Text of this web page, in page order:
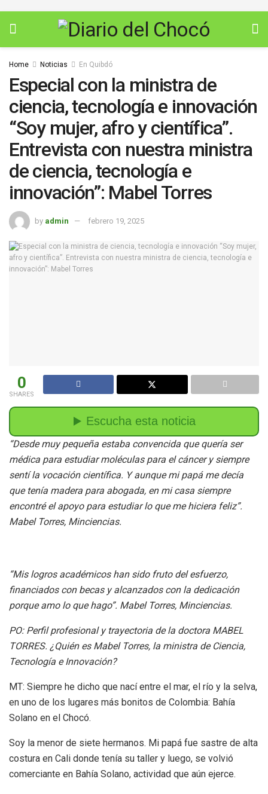
Home Noticias En Quibdó
Especial con la ministra de
ciencia, tecnología e innovación
“Soy mujer, afro y científica”.
Entrevista con nuestra ministra
de ciencia, tecnología e
innovación”: Mabel Torres
by admin febrero 19, 2025
0
SHARES
“Desde muy pequeña estaba convencida que quería ser
médica para estudiar moléculas para el cáncer y siempre
sentí la vocación científica. Y aunque mi papá me decía
que tenía madera para abogada, en mi casa siempre
encontré el apoyo para estudiar lo que me hiciera feliz”.
Mabel Torres, Minciencias.
“Mis logros académicos han sido fruto del esfuerzo,
financiados con becas y alcanzados con la dedicación
porque amo lo que hago”. Mabel Torres, Minciencias.
PO: Perfil profesional y trayectoria de la doctora MABEL
TORRES. ¿Quién es Mabel Torres, la ministra de Ciencia,
Tecnología e Innovación?
MT: Siempre he dicho que nací entre el mar, el río y la selva,
en uno de los lugares más bonitos de Colombia: Bahía
Solano en el Chocó.
Soy la menor de siete hermanos. Mi papá fue sastre de alta
costura en Cali donde tenía su taller y luego, se volvió
comerciante en Bahía Solano, actividad que aún ejerce.